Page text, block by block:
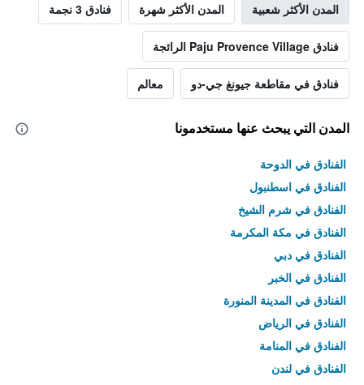
المدن الأكثر شعبية المدن الأكثر شهرة فنادق 3 نجمة
فنادق Paju Provence Village الرائجة
فنادق في مقاطعة جيونغ جي-دو معالم
المدن التي يبحث عنها مستخدمونا
الفنادق في الدوحة
الفنادق في اسطنبول
الفنادق في شرم الشيخ
الفنادق في مكة المكرمة
الفنادق في دبي
الفنادق في الخبر
الفنادق في المدينة المنورة
الفنادق في الرياض
الفنادق في المنامة
الفنادق في لندن